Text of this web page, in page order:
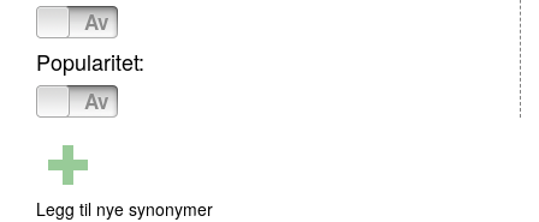
Av
Popularitet:
Av
Legg til nye synonymer